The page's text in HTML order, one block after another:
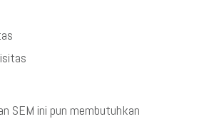
SEM ini pun membutuhkan